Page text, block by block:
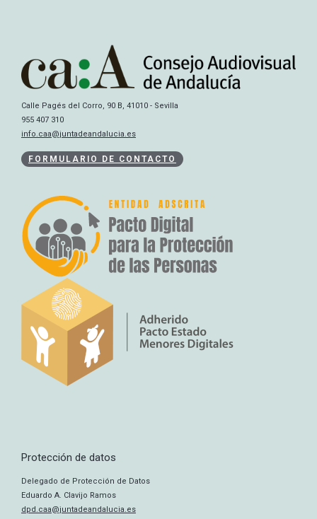
Calle Pagés del Corro, 90 B, 41010 - Sevilla
955 407 310
info.caa@juntadeandalucia.es
FORMULARIO DE CONTACTO
Protección de datos
Delegado de Protección de Datos
Eduardo A. Clavijo Ramos
dpd.caa@juntadeandalucia.es